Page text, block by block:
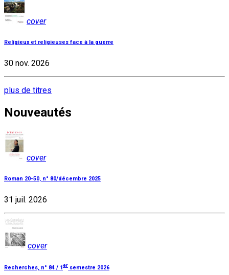
cover
Religieux et religieuses face à la guerre
30 nov. 2026
plus de titres
Nouveautés
cover
Roman 20-50, n° 80/décembre 2025
31 juil. 2026
cover
Recherches, n° 84 / 1 er semestre 2026